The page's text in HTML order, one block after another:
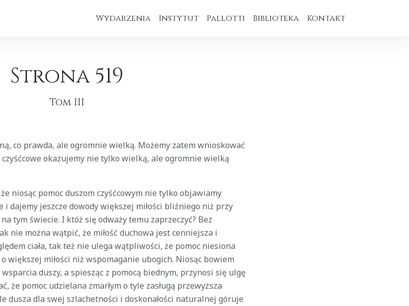
Wydarzenia Instytut Pallotti Biblioteka Kontakt
Strona 519
Tom III
co prawda, ale ogromnie wielką. Możemy zatem wnioskować
czyśćcowe okazujemy nie tylko wielką, ale ogromnie wielką
niosąc pomoc duszom czyśćcowym nie tylko objawiamy
i dajemy jeszcze dowody większej miłości bliźniego niż przy
tym świecie. I któż się odważy temu zaprzeczyć? Bez
nie można wątpić, że miłość duchowa jest cenniejsza i
ciała, tak też nie ulega wątpliwości, że pomoc niesiona
większej miłości niż wspomaganie ubogich. Niosąc bowiem
duszy, a spiesząc z pomocą biednym, przynosi się ulgę
że pomoc udzielana zmarłym o tyle zasługą przewyższa
dusza dla swej szlachetności i doskonałości naturalnej góruje